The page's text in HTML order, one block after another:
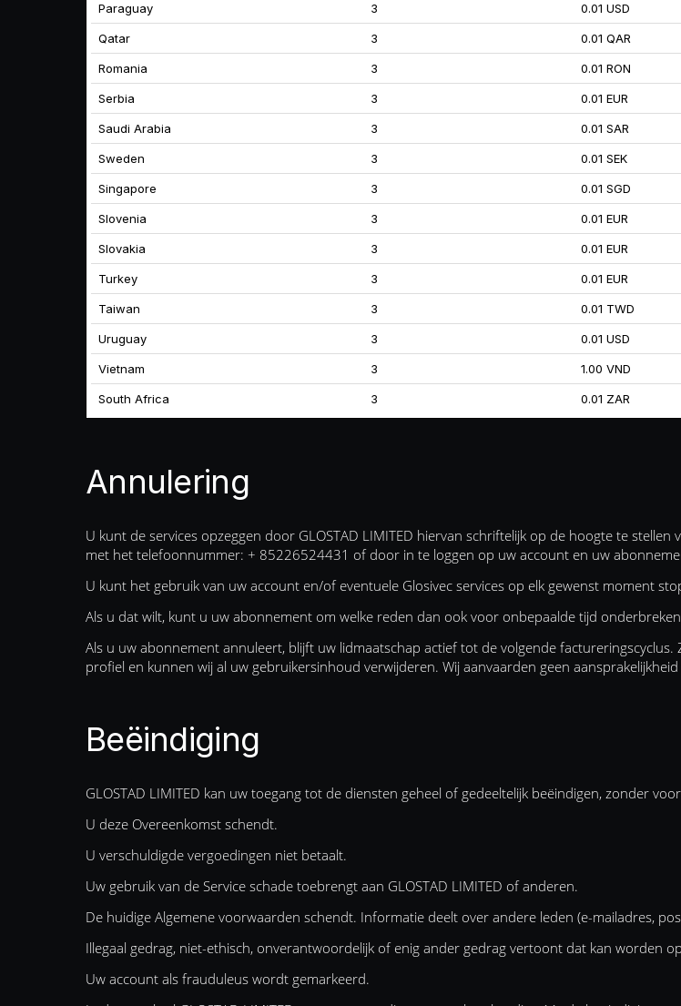
Paraguay 3 0.01 USD
Qatar 3 0.01 QAR
Romania 3 0.01 RON
Serbia 3 0.01 EUR
Saudi Arabia 3 0.01 SAR
Sweden 3 0.01 SEK
Singapore 3 0.01 SGD
Slovenia 3 0.01 EUR
Slovakia 3 0.01 EUR
Turkey 3 0.01 EUR
Taiwan 3 0.01 TWD
Uruguay 3 0.01 USD
Vietnam 3 1.00 VND
South Africa 3 0.01 ZAR
Annulering
U kunt de services opzeggen door GLOSTAD LIMITED hiervan schriftelijk op de hoogte te stellen
met het telefoonnummer: + 85226524431 of door in te loggen op uw account en uw
U kunt het gebruik van uw account en/of eventuele Glosivec services op elk gewenst moment
Als u dat wilt, kunt u uw abonnement om welke reden dan ook voor onbepaalde tijd
Als u uw abonnement annuleert, blijft uw lidmaatschap actief tot de volgende
profiel en kunnen wij al uw gebruikersinhoud verwijderen. Wij aanvaarden geen
Beëindiging
GLOSTAD LIMITED kan uw toegang tot de diensten geheel of gedeeltelijk beëindigen, zonder
U deze Overeenkomst schendt.
U verschuldigde vergoedingen niet betaalt.
Uw gebruik van de Service schade toebrengt aan GLOSTAD LIMITED of anderen.
De huidige Algemene voorwaarden schendt. Informatie deelt over andere leden (e-mailadres,
Illegaal gedrag, niet-ethisch, onverantwoordelijk of enig ander gedrag vertoont dat kan worden
Uw account als frauduleus wordt gemarkeerd.